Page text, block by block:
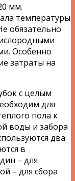
мм.
температуры
обязательно
Особенно
затраты на
с целым
для
пола к
воды и забора
два
в
– для
– для сбора